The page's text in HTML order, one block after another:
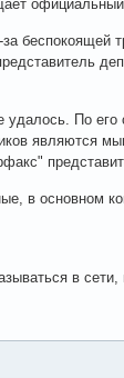
официальный
беспокоящей
удалось. По
являются
в основном
в сети,